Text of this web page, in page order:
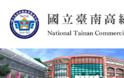
內
容